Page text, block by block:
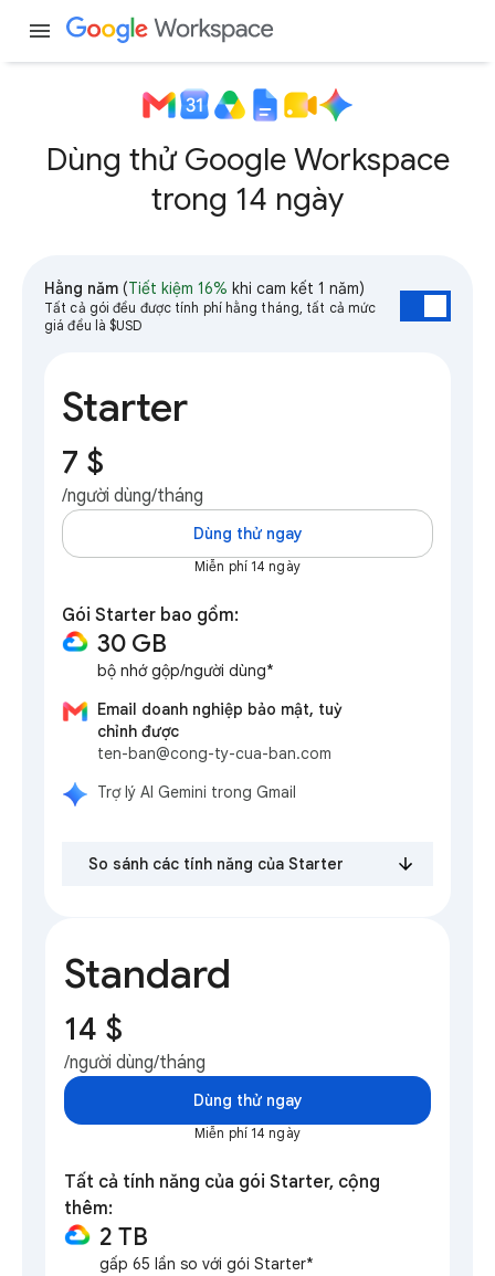
menu
Dùng thử Google Workspace
trong 14 ngày
Hằng năm (Tiết kiệm 16% khi cam kết 1 năm)
Tất cả gói đều được tính phí hằng tháng, tất cả mức
giá đều là $USD
Starter
7 $
/người dùng/tháng
Dùng thử ngay
Miễn phí 14 ngày
Gói Starter bao gồm:
30 GB
bộ nhớ gộp/người dùng*
Email doanh nghiệp bảo mật, tuỳ
chỉnh được
ten-ban@cong-ty-cua-ban.com
Trợ lý AI Gemini trong Gmail
So sánh các tính năng của Starter
Standard
14 $
/người dùng/tháng
Dùng thử ngay
Miễn phí 14 ngày
Tất cả tính năng của gói Starter, cộng
thêm:
2 TB
gấp 65 lần so với gói Starter*